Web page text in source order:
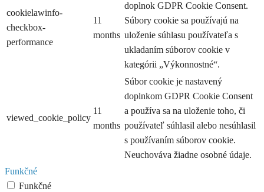
cookielawinfo-
checkbox-
performance
11
months
doplnok GDPR Cookie Consent.
Súbory cookie sa používajú na
uloženie súhlasu používateľa s
ukladaním súborov cookie v
kategórii „Výkonnostné“.
viewed_cookie_policy
11
months
Súbor cookie je nastavený
doplnkom GDPR Cookie Consent
a používa sa na uloženie toho, či
používateľ súhlasil alebo nesúhlasil
s používaním súborov cookie.
Neuchováva žiadne osobné údaje.
Funkčné
Funkčné